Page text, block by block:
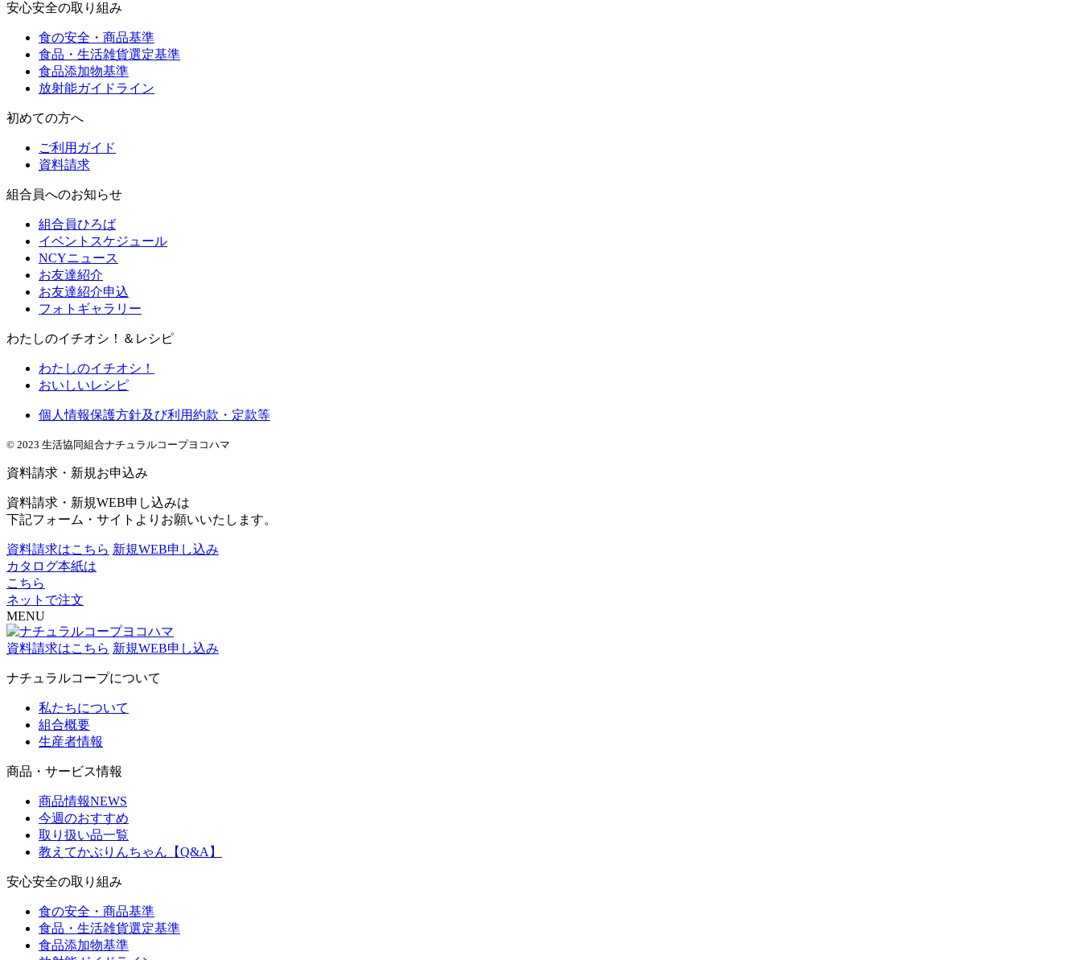
安心安全の取り組み
食の安全・商品基準
食品・生活雑貨選定基準
食品添加物基準
放射能ガイドライン
初めての方へ
ご利用ガイド
資料請求
組合員へのお知らせ
組合員ひろば
イベントスケジュール
NCYニュース
お友達紹介
お友達紹介申込
フォトギャラリー
わたしのイチオシ！＆レシピ
わたしのイチオシ！
おいしいレシピ
個人情報保護方針及び利用約款・定款等
© 2023 生活協同組合ナチュラルコープヨコハマ
資料請求・新規お申込み
資料請求・新規WEB申し込みは
下記フォーム・サイトよりお願いいたします。
資料請求はこちら 新規WEB申し込み
カタログ本紙は
こちら
ネットで注文
MENU
資料請求はこちら 新規WEB申し込み
ナチュラルコープについて
私たちについて
組合概要
生産者情報
商品・サービス情報
商品情報NEWS
今週のおすすめ
取り扱い品一覧
教えてかぶりんちゃん【Q&A】
安心安全の取り組み
食の安全・商品基準
食品・生活雑貨選定基準
食品添加物基準